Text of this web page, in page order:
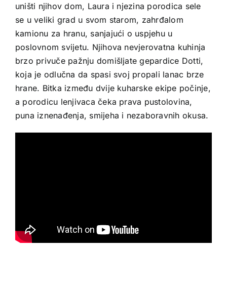
uništi njihov dom, Laura i njezina porodica sele
se u veliki grad u svom starom, zahrđalom
kamionu za hranu, sanjajući o uspjehu u
poslovnom svijetu. Njihova nevjerovatna kuhinja
brzo privuče pažnju domišljate gepardice Dotti,
koja je odlučna da spasi svoj propali lanac brze
hrane. Bitka između dvije kuharske ekipe počinje,
a porodicu lenjivaca čeka prava pustolovina,
puna iznenađenja, smijeha i nezaboravnih okusa.